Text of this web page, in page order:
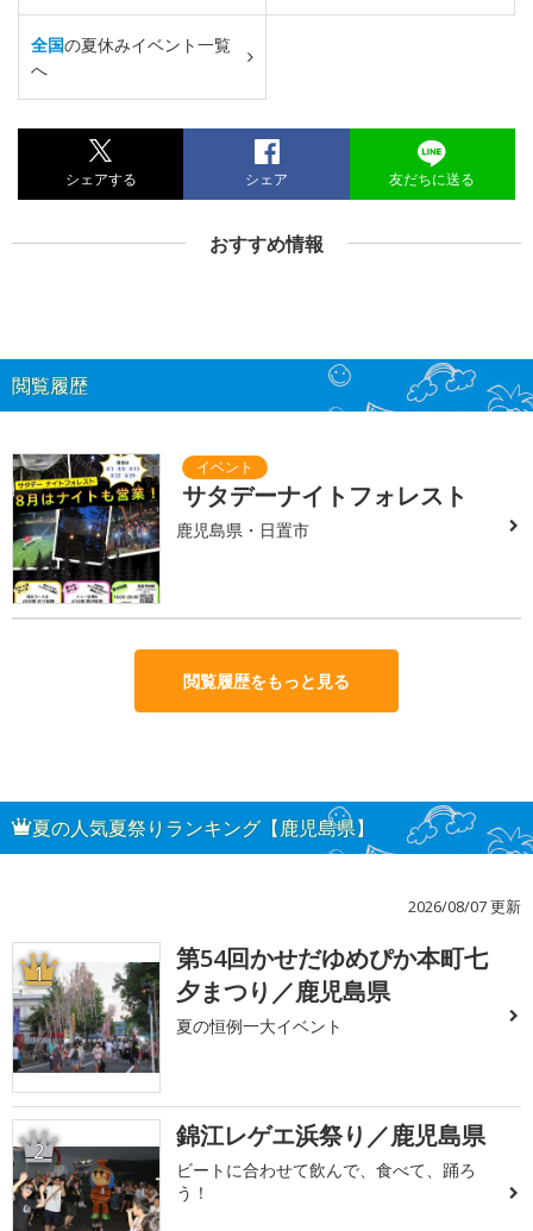
全国の夏休みイベント一覧
へ
シェアする シェア 友だちに送る
おすすめ情報
閲覧履歴
サタデーナイトフォレスト
鹿児島県・日置市
閲覧履歴をもっと見る
夏の人気夏祭りランキング【鹿児島県】
2026/08/07 更新
1
第54回かせだゆめぴか本町七
夕まつり／鹿児島県
夏の恒例一大イベント
2 錦江レゲエ浜祭り／鹿児島県
ビートに合わせて飲んで、食べて、踊ろ
う！